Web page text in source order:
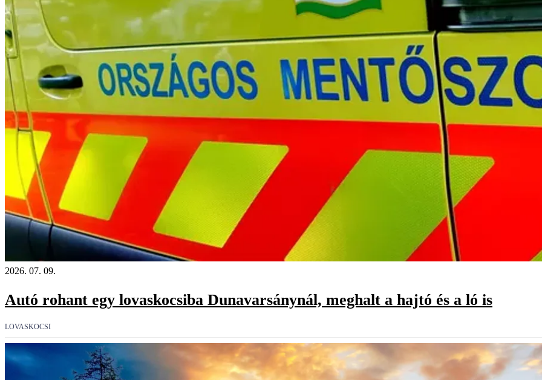
2026. 07. 09.
Autó rohant egy lovaskocsiba Dunavarsánynál, meghalt a hajtó és a ló is
LOVASKOCSI